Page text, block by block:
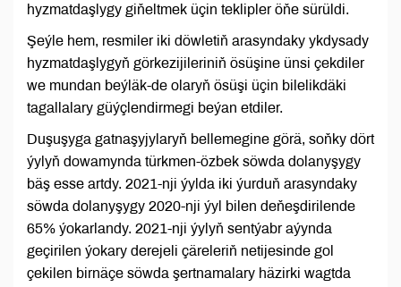
hyzmatdaşlygy giňeltmek üçin teklipler öňe sürüldi.
Şeýle hem, resmiler iki döwletiň arasyndaky ykdysady
hyzmatdaşlygyň görkezijileriniň ösüşine ünsi çekdiler
we mundan beýläk-de olaryň ösüşi üçin bilelikdäki
tagallalary güýçlendirmegi beýan etdiler.
Duşuşyga gatnaşyjylaryň bellemegine görä, soňky dört
ýylyň dowamynda türkmen-özbek söwda dolanyşygy
bäş esse artdy. 2021-nji ýylda iki ýurduň arasyndaky
söwda dolanyşygy 2020-nji ýyl bilen deňeşdirilende
65% ýokarlandy. 2021-nji ýylyň sentýabr aýynda
geçirilen ýokary derejeli çäreleriň netijesinde gol
çekilen birnäçe söwda şertnamalary häzirki wagtda